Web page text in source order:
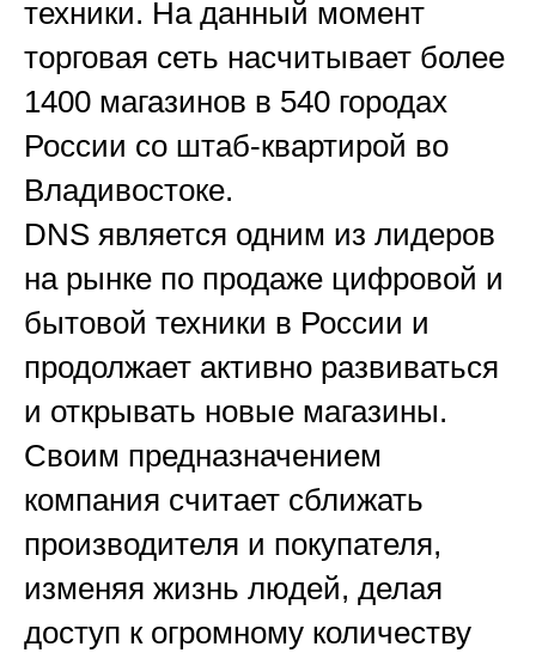
техники. На данный момент
торговая сеть насчитывает более
1400 магазинов в 540 городах
России со штаб-квартирой во
Владивостоке.
DNS является одним из лидеров
на рынке по продаже цифровой и
бытовой техники в России и
продолжает активно развиваться
и открывать новые магазины.
Своим предназначением
компания считает сближать
производителя и покупателя,
изменяя жизнь людей, делая
доступ к огромному количеству